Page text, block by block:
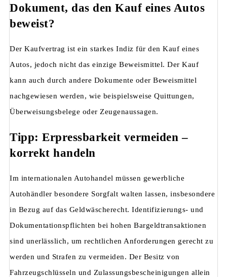
Dokument, das den Kauf eines Autos
beweist?
Der Kaufvertrag ist ein starkes Indiz für den Kauf eines
Autos, jedoch nicht das einzige Beweismittel. Der Kauf
kann auch durch andere Dokumente oder Beweismittel
nachgewiesen werden, wie beispielsweise Quittungen,
Überweisungsbelege oder Zeugenaussagen.
Tipp: Erpressbarkeit vermeiden –
korrekt handeln
Im internationalen Autohandel müssen gewerbliche
Autohändler besondere Sorgfalt walten lassen, insbesondere
in Bezug auf das Geldwäscherecht. Identifizierungs- und
Dokumentationspflichten bei hohen Bargeldtransaktionen
sind unerlässlich, um rechtlichen Anforderungen gerecht zu
werden und Strafen zu vermeiden. Der Besitz von
Fahrzeugschlüsseln und Zulassungsbescheinigungen allein